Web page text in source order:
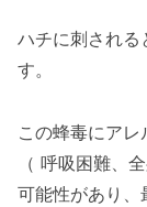
ハチに刺される
す。
この蜂毒にア
（ 呼吸困難、
可能性があり、